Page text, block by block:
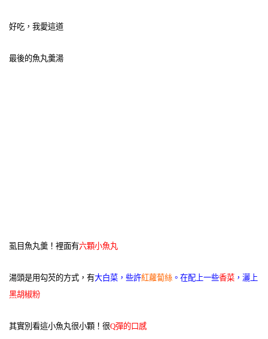
好吃，我愛這道
最後的魚丸羹湯
虱目魚丸羹！裡面有六顆小魚丸
湯頭是用勾芡的方式，有大白菜，些許紅蘿蔔絲 。在配上一些香菜 ，灑上
黑胡椒粉
其實別看這小魚丸很小顆！很Q彈的口感